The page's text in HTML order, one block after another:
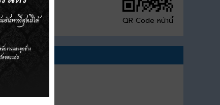
QR Code หน้านี้